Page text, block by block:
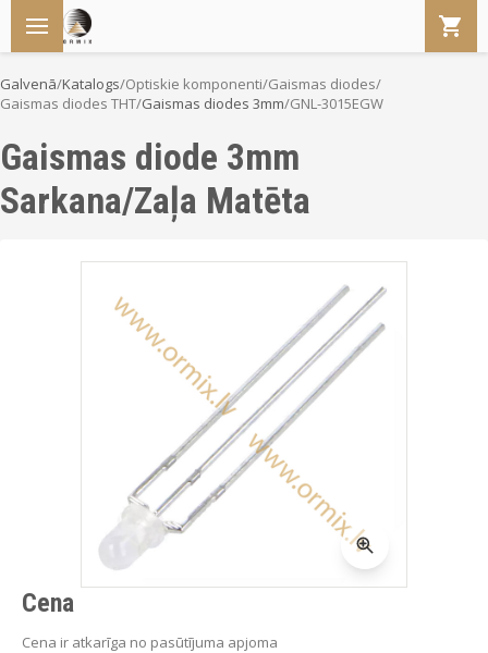
Galvenā/Katalogs/Optiskie komponenti/Gaismas diodes/
Gaismas diodes THT/Gaismas diodes 3mm/GNL-3015EGW
Gaismas diode 3mm
Sarkana/Zaļa Matēta
Cena
Cena ir atkarīga no pasūtījuma apjoma